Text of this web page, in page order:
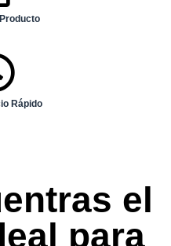
Rápido
el
para